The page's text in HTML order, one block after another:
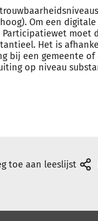
Om een digitale
moet
Het is
bij een gemeente of
op niveau
toe aan leeslijst